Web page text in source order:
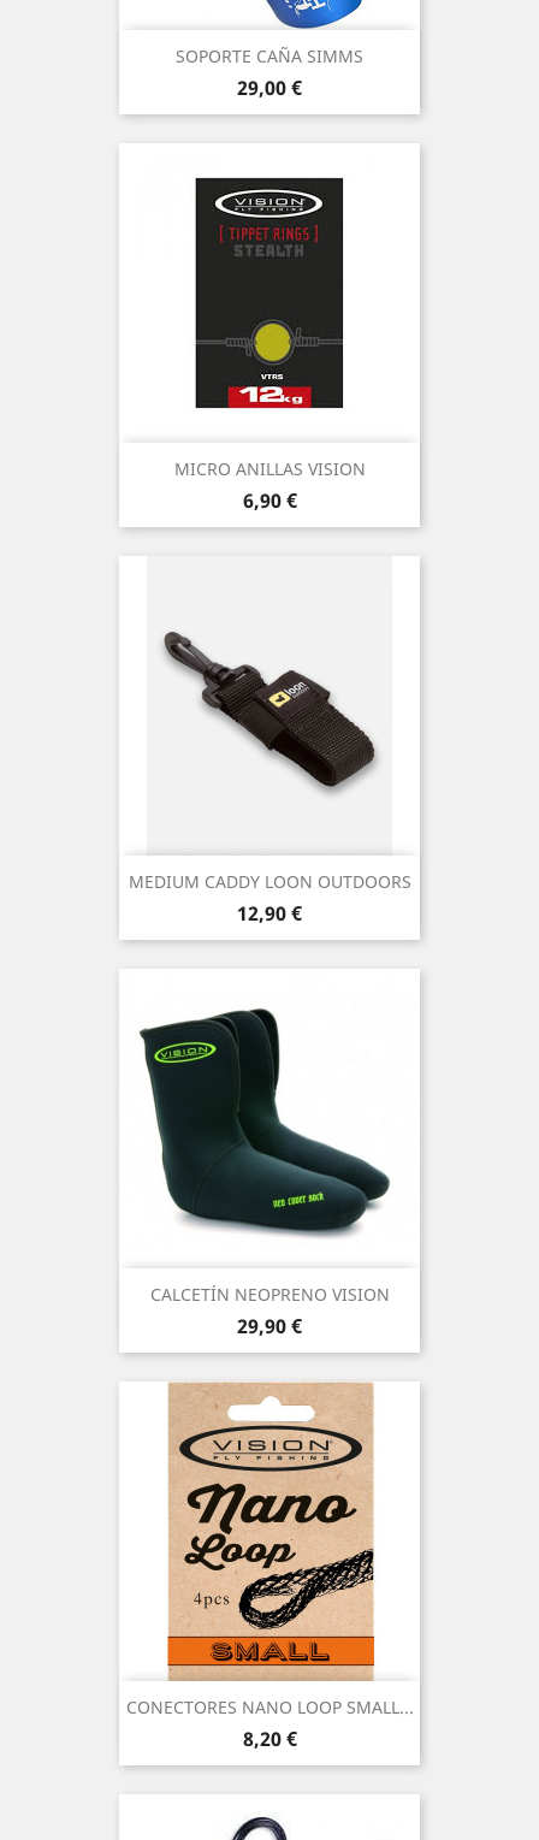
SOPORTE CAÑA SIMMS
Precio
29,00 €
MICRO ANILLAS VISION
Precio
6,90 €
MEDIUM CADDY LOON OUTDOORS
Precio
12,90 €
CALCETÍN NEOPRENO VISION
Precio
29,90 €
CONECTORES NANO LOOP SMALL...
Precio
8,20 €